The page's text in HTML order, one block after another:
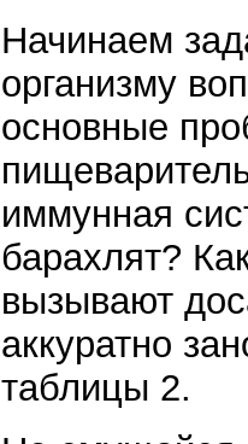
Начинаем
организму
основные
иммунная
барахлят?
вызывают
аккуратно
таблицы 2.